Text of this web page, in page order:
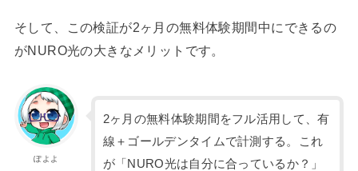
そして、この検証が2ヶ月の無料体験期間中にできるの
がNURO光の大きなメリットです。
ぽよよ
2ヶ月の無料体験期間をフル活用して、有
線＋ゴールデンタイムで計測する。これ
が「NURO光は自分に合っているか？」